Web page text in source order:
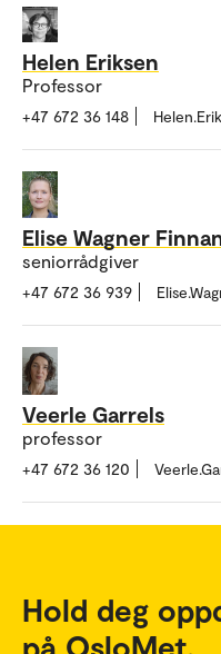
Helen Eriksen
Professor
+47 672 36 148
Elise Wagner
seniorrådgiver
+47 672 36 939
Veerle Garrels
professor
+47 672 36 120
Hold deg
på OsloMet.